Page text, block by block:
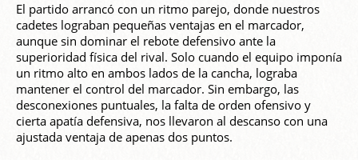
El partido arrancó con un ritmo parejo, donde nuestros
cadetes lograban pequeñas ventajas en el marcador,
aunque sin dominar el rebote defensivo ante la
superioridad física del rival. Solo cuando el equipo imponía
un ritmo alto en ambos lados de la cancha, lograba
mantener el control del marcador. Sin embargo, las
desconexiones puntuales, la falta de orden ofensivo y
cierta apatía defensiva, nos llevaron al descanso con una
ajustada ventaja de apenas dos puntos.